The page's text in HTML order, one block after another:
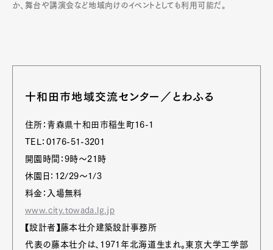
か、舞台や講演会など地域向けのイベントとしても利用可能だ。
十和田市地域交流センター／とわふる
住所：青森県十和田市稲生町16-1
TEL：0176-51-3201
開園時間：9時～21時
休園日：12/29～1/3
料金：入場無料
www.city.towada.lg.jp
【設計者】藤本壮介建築設計事務所
代表の藤本壮介は、1971年北海道生まれ。東京大学工学部